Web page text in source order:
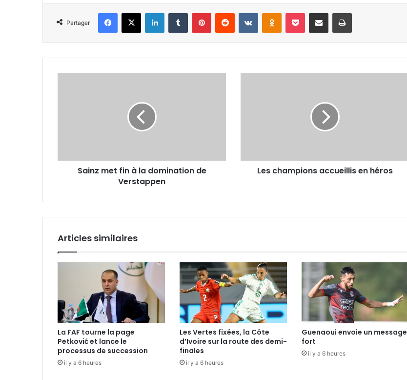
Partager
Facebook
X LinkedinTumblr PinterestReddit VKontakteOdnoklassniki
Pocket Partager par email Imprimer
Sainz met fin à la domination de
Verstappen
Les champions accueillis en héros
Articles similaires
La FAF tourne la page
Petković et lance le
processus de succession
il y a 6 heures
Les Vertes fixées, la Côte
d’Ivoire sur la route des demi-
finales
il y a 6 heures
Guenaoui envoie un message
fort
il y a 6 heures